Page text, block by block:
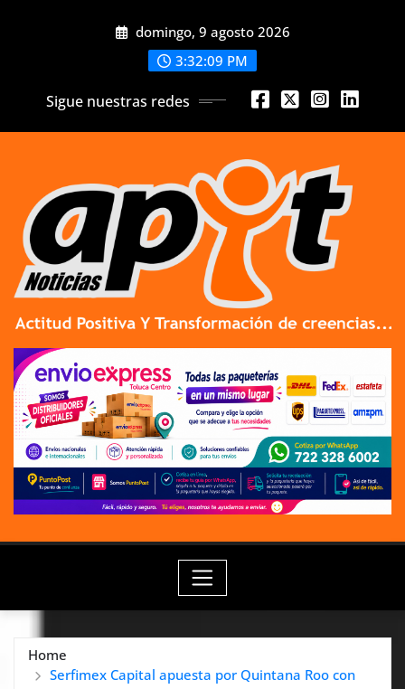
domingo, 9 agosto 2026
3:32:10 PM
Sigue nuestras redes
Home
Serfimex Capital apuesta por Quintana Roo con